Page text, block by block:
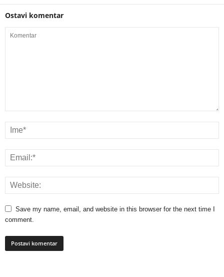
Ostavi komentar
Save my name, email, and website in this browser for the next time I
comment.